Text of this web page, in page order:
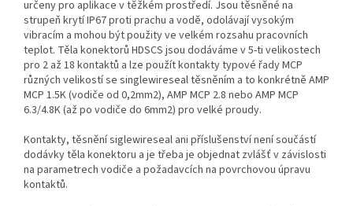
určeny pro aplikace v těžkém prostředí. Jsou těsněné na
strupeň krytí IP67 proti prachu a vodě, odolávají vysokým
vibracím a mohou být použity ve velkém rozsahu pracovních
teplot. Těla konektorů HDSCS jsou dodáváme v 5-ti velikostech
pro 2 až 18 kontaktů a lze použít kontakty typové řady MCP
různých velikostí se singlewireseal těsněním a to konkrétně AMP
MCP 1.5K (vodiče od 0,2mm2), AMP MCP 2.8 nebo AMP MCP
6.3/4.8K (až po vodiče do 6mm2) pro velké proudy.
Kontakty, těsnění siglewireseal ani příslušenství není součástí
dodávky těla konektoru a je třeba je objednat zvlášť v závislosti
na parametrech vodiče a požadavcích na povrchovou úpravu
kontaktů.